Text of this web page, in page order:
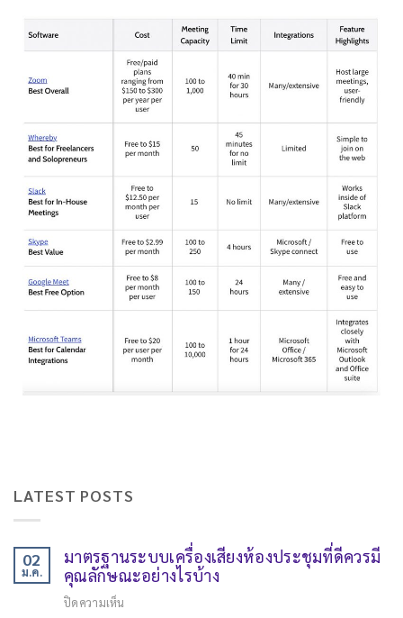
LATEST POSTS
02
ม.ค.
มาตรฐานระบบเครื่องเสียงห้องประชุมที่ดีควรมี
คุณลักษณะอย่างไรบ้าง
ปิดความเห็น